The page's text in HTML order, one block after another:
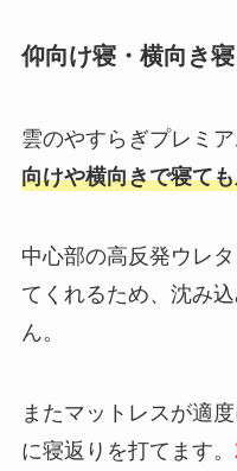
仰向け寝・横向き
雲のやすらぎプレミ
向けや横向きで寝て
中心部の高反発ウレ
てくれるため、沈み
ん。
またマットレスが適
に寝返りを打てます。